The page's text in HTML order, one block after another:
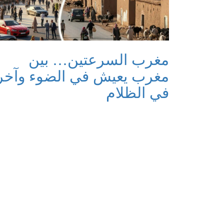
مغرب السرعتين… بين
مغرب يعيش في الضوء وآخر
في الظلام